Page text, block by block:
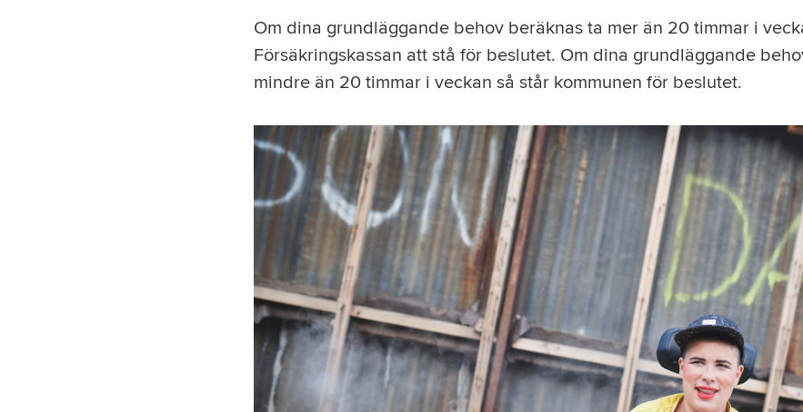
Om dina grundläggande behov beräknas ta mer än 20 timmar i
Försäkringskassan att stå för beslutet. Om dina grundläggande
mindre än 20 timmar i veckan så står kommunen för beslutet.